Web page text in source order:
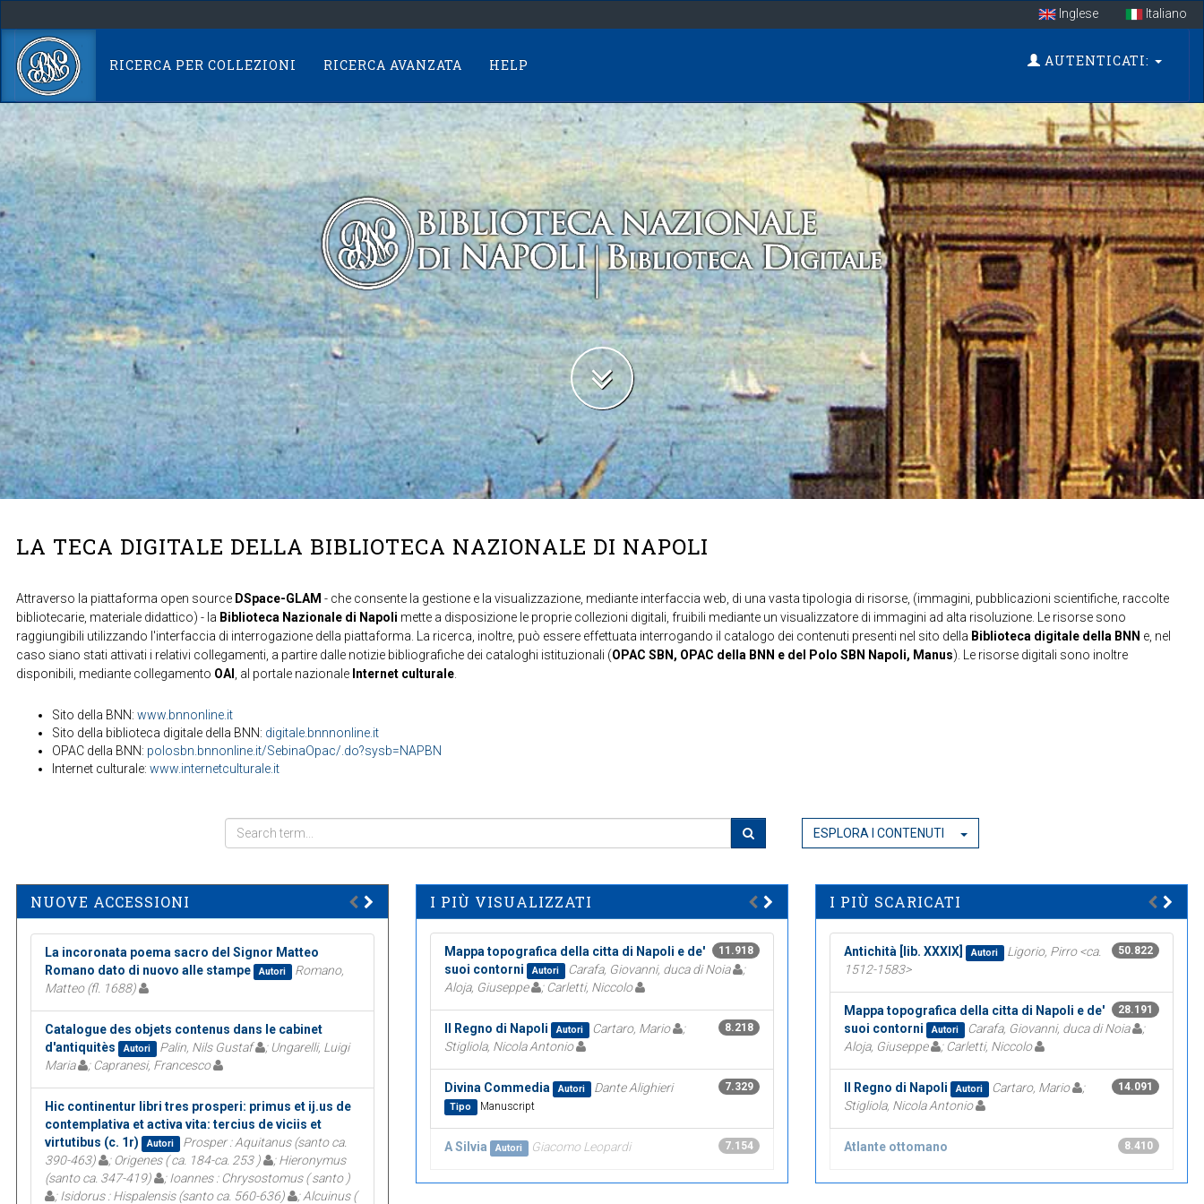
navigation
Inglese Italiano
RICERCA PER COLLEZIONI RICERCA AVANZATA HELP AUTENTICATI:
LA TECA DIGITALE DELLA BIBLIOTECA NAZIONALE DI NAPOLI
Attraverso la piattaforma open source DSpace-GLAM - che consente la gestione e la visualizzazione, mediante interfaccia web, di una vasta tipologia di risorse, (immagini, pubblicazioni scientifiche, raccolte
bibliotecarie, materiale didattico) - la Biblioteca Nazionale di Napoli mette a disposizione le proprie collezioni digitali, fruibili mediante un visualizzatore di immagini ad alta risoluzione. Le risorse sono
raggiungibili utilizzando l'interfaccia di interrogazione della piattaforma. La ricerca, inoltre, può essere effettuata interrogando il catalogo dei contenuti presenti nel sito della Biblioteca digitale della BNN e, nel
caso siano stati attivati i relativi collegamenti, a partire dalle notizie bibliografiche dei cataloghi istituzionali (OPAC SBN, OPAC della BNN e del Polo SBN Napoli, Manus). Le risorse digitali sono inoltre
disponibili, mediante collegamento OAI , al portale nazionale Internet culturale.
Sito della BNN: www.bnnonline.it
Sito della biblioteca digitale della BNN: digitale.bnnnonline.it
OPAC della BNN: polosbn.bnnonline.it/SebinaOpac/.do?sysb=NAPBN
Internet culturale: www.internetculturale.it
ESPLORA I CONTENUTI
NUOVE ACCESSIONI
La incoronata poema sacro del Signor Matteo
Romano dato di nuovo alle stampe
Autori
Romano,
Matteo (fl. 1688)
Catalogue des objets contenus dans le cabinet
d'antiquitès
Autori Palin, Nils Gustaf
; Ungarelli, Luigi
Maria
; Capranesi, Francesco
Hic continentur libri tres prosperi: primus et ij.us de
contemplativa et activa vita: tercius de viciis et
virtutibus (c. 1r)
Autori
Prosper : Aquitanus (santo ca.
390-463)
; Origenes ( ca. 184-ca. 253 )
; Hieronymus
(santo ca. 347-419)
; Ioannes : Chrysostomus ( santo )
; Isidorus : Hispalensis (santo ca. 560-636)
; Alcuinus (
I PIÙ VISUALIZZATI
11.918
Mappa topografica della citta di Napoli e de'
suoi contorni
Autori Carafa, Giovanni, duca di Noia
;
Aloja, Giuseppe
; Carletti, Niccolo
8.218
Il Regno di Napoli Autori Cartaro, Mario
;
Stigliola, Nicola Antonio
7.329
Divina Commedia Autori Dante Alighieri
Tipo Manuscript
7.154
A Silvia Autori Giacomo Leopardi
I PIÙ SCARICATI
50.822
Antichità [lib. XXXIX] Autori
Ligorio, Pirro <ca.
1512-1583>
28.191
Mappa topografica della citta di Napoli e de'
suoi contorni
Autori Carafa, Giovanni, duca di Noia
;
Aloja, Giuseppe
; Carletti, Niccolo
14.091
Il Regno di Napoli Autori Cartaro, Mario
;
Stigliola, Nicola Antonio
8.410
Atlante ottomano